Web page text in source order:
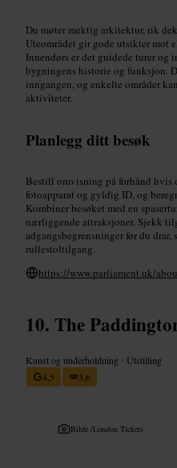
Du møter mektig arkitektur, rik
Uteområdet gir gode utsikter mot
Innendørs er det guidede turer og
bygningens historie og funksjon.
inngangen, og enkelte områder
aktiviteter.
Planlegg ditt besøk
Bestill omvisning på forhånd
fotoapparat og gyldig ID, og
Kombiner besøket med en
nærliggende attraksjoner. Sjekk
adgangsbegrensninger før du
rullestoltilgang.
https://www.parliament.uk/
The
Kunst og underholdning • Utstilling
4,5
3,6
Bilde /London Tickets